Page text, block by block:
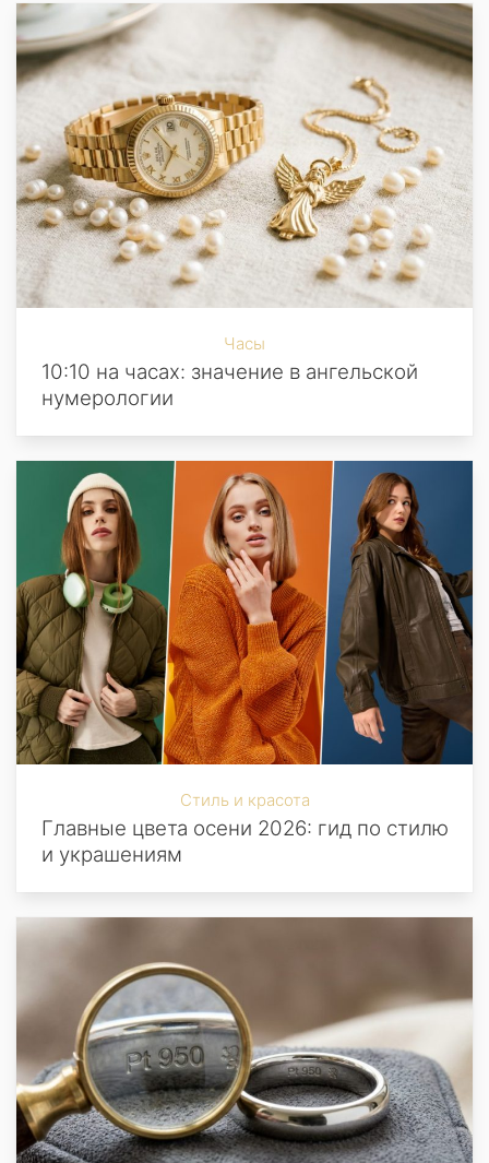
Часы
10:10 на часах: значение в ангельской
нумерологии
Стиль и красота
Главные цвета осени 2026: гид по стилю
и украшениям